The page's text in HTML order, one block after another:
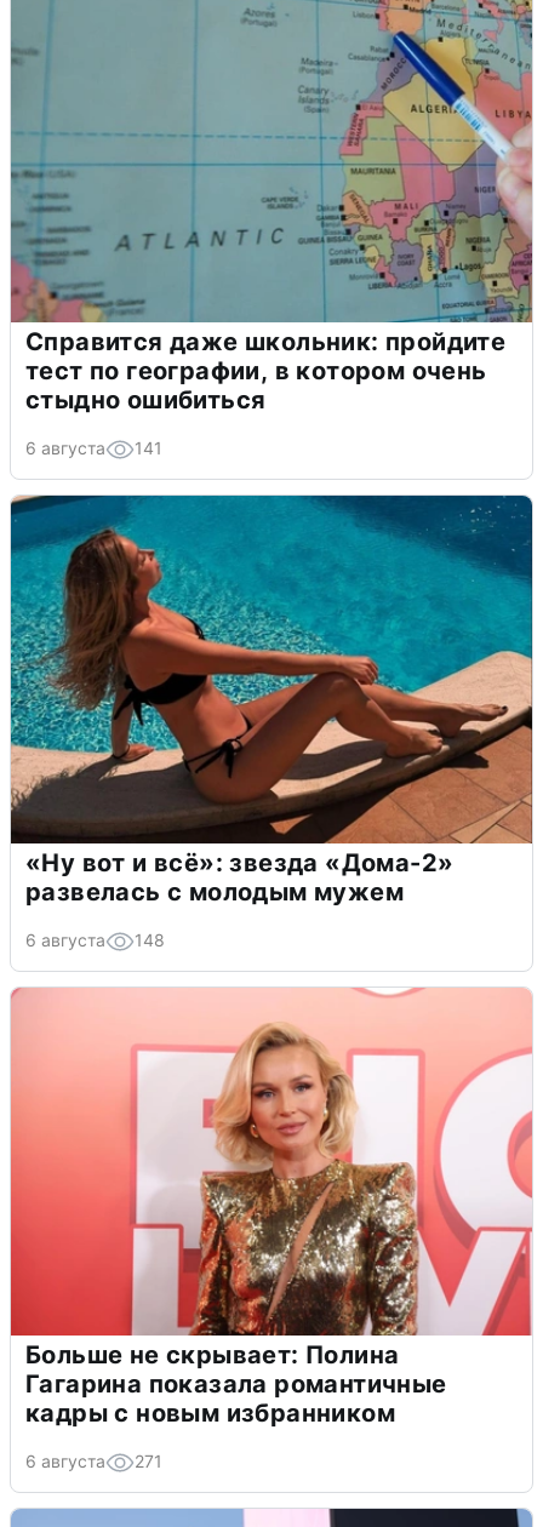
Справится даже школьник: пройдите
тест по географии, в котором очень
стыдно ошибиться
6 августа 141
«Ну вот и всё»: звезда «Дома-2»
развелась с молодым мужем
6 августа 148
Больше не скрывает: Полина
Гагарина показала романтичные
кадры с новым избранником
6 августа 271